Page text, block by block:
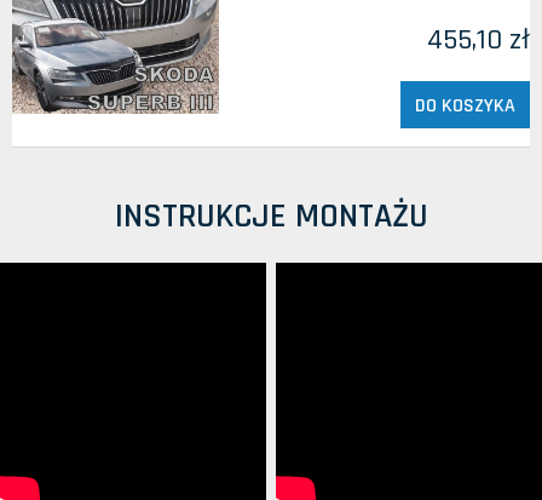
455,10 zł
DO KOSZYKA
INSTRUKCJE MONTAŻU